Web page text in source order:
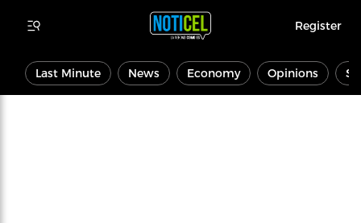
Register
Last Minute News Economy Opinions